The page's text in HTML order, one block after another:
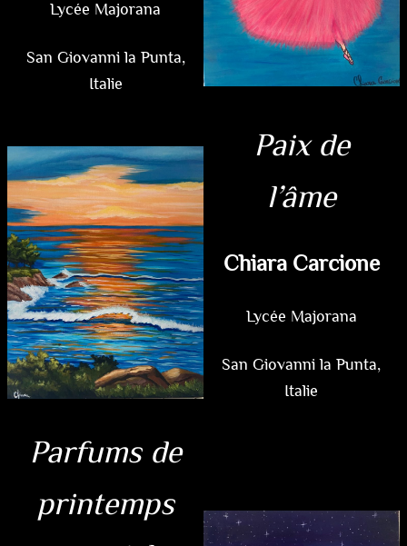
Lycée Majorana
San Giovanni la Punta,
Italie
Paix de
l’âme
Chiara Carcione
Lycée Majorana
San Giovanni la Punta,
Italie
Parfums de
printemps